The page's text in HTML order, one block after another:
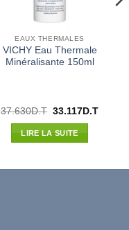
EAUX THERMALES
VICHY Eau Thermale
Minéralisante 150ml
37.630D.T Le
initial
était :
33.117 D.TLe
LIRE LA SUITE